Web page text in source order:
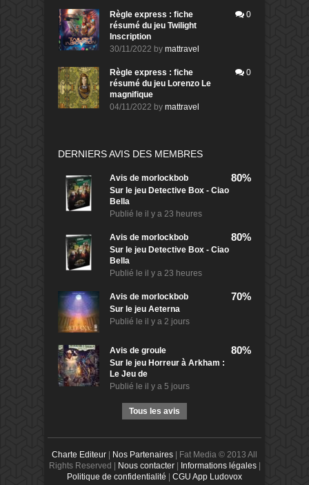
Règle express : fiche
résumé du jeu Twilight
Inscription
30/11/2022 by mattravel
0
Règle express : fiche
résumé du jeu Lorenzo Le
magnifique
04/11/2022 by mattravel
0
DERNIERS AVIS DES MEMBRES
Avis de morlockbob
Sur le jeu Detective Box - Ciao
Bella
Publié le il y a 23 heures
80%
Avis de morlockbob
Sur le jeu Detective Box - Ciao
Bella
Publié le il y a 23 heures
80%
Avis de morlockbob
Sur le jeu Aeterna
Publié le il y a 2 jours
70%
Avis de groule
Sur le jeu Horreur à Arkham :
Le Jeu de
Publié le il y a 5 jours
80%
Tous les avis
Charte Editeur Nos Partenaires | Fat Media © 2013 All
Rights Reserved |
Nous contacter| Informations légales|
Politique de confidentialité
CGU App Ludovox